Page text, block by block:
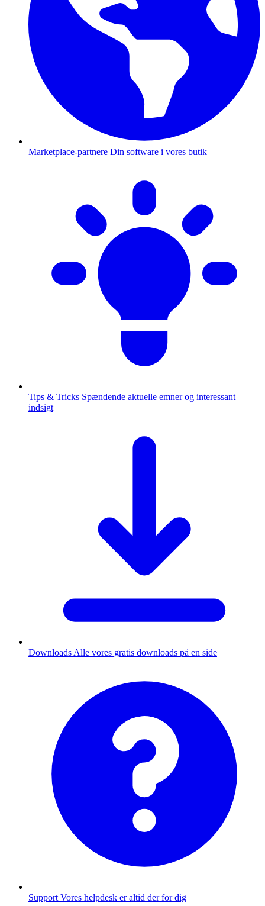
Marketplace-partnere Din software i vores butik
Tips & Tricks Spændende aktuelle emner og interessant
indsigt
Downloads Alle vores gratis downloads på en side
Support Vores helpdesk er altid der for dig